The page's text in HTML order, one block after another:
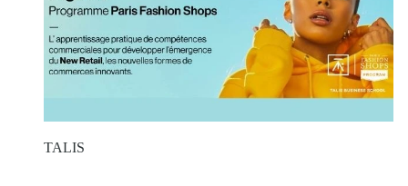
TALIS